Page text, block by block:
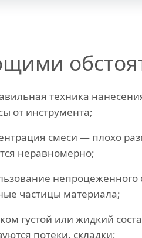
техника
от инструмента;
смеси — плохо
неравномерно;
частицы материала;
густой или жидкий
потеки, складки;